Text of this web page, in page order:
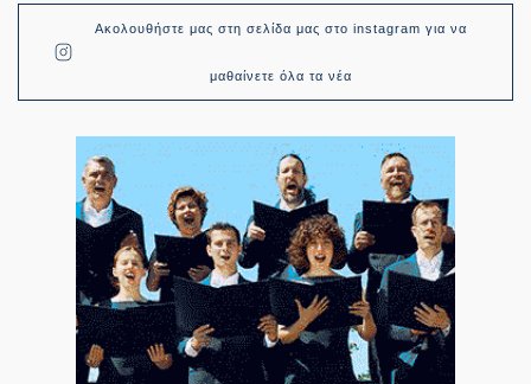
Ακολουθήστε μας στη σελίδα μας στο instagram για να
μαθαίνετε όλα τα νέα